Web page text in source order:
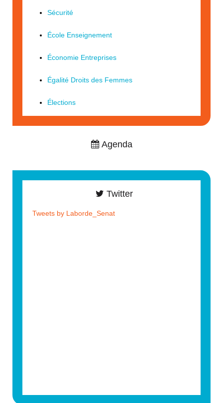
Sécurité
École Enseignement
Économie Entreprises
Égalité Droits des Femmes
Élections
Agenda
Twitter
Tweets by Laborde_Senat